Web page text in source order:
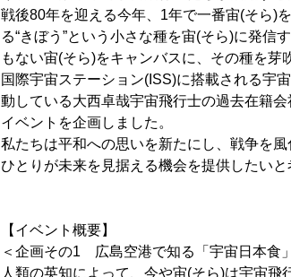
戦後80年を迎える今年、1年で一番宙(そら)
る“きぼう”という小さな種を宙(そら)に発信
もない宙(そら)をキャンバスに、その種を芽
国際宇宙ステーション(ISS)に搭載される宇
動している大西卓哉宇宙飛行士の過去在籍
イベントを企画しました。
私たちは平和への思いを新たにし、戦争を
ひとりが未来を見据える機会を提供したいと
【イベント概要】
＜企画その1 広島空港で知る「宇宙日本食
人類の英知によって、今や宙(そら)は宇宙